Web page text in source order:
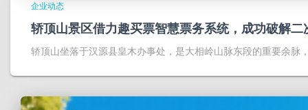
企业动态
轿顶山景区借力趣买票智慧票务系统，成功破解
轿顶山坐落于汉源县皇木办事处，是大相岭山脉东段的重要余脉